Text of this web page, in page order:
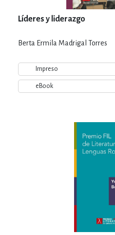
Líderes y liderazgo
Berta Ermila Madrigal Torres
Impreso
eBook